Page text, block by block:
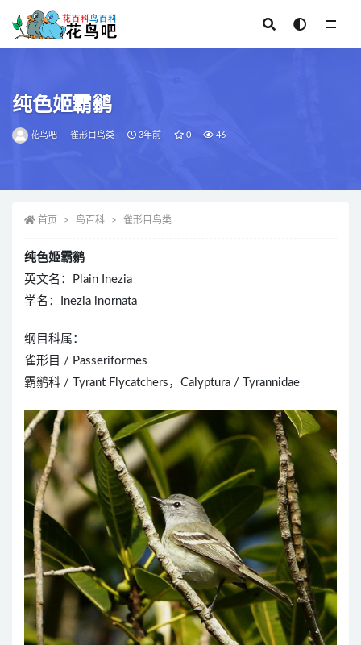
纯色姬霸鹟
花鸟吧 雀形目鸟类 3年前 0 46
首页 鸟百科 雀形目鸟类
纯色姬霸鹟
英文名：Plain Inezia
学名：Inezia inornata
纲目科属：
雀形目 / Passeriformes
霸鹟科 / Tyrant Flycatchers，Calyptura / Tyrannidae